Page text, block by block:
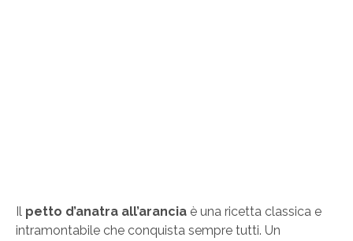
Il petto d’anatra all’arancia è una ricetta classica e
intramontabile che conquista sempre tutti. Un